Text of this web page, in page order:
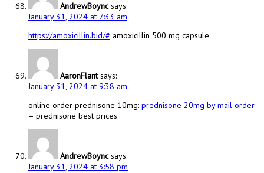
AndrewBoync says:
January 31, 2024 at 7:33 am
https://amoxicillin.bid/# amoxicillin 500 mg capsule
AaronFlant says:
January 31, 2024 at 9:38 am
online order prednisone 10mg: prednisone 20mg by mail order
– prednisone best prices
AndrewBoync says:
January 31, 2024 at 3:58 pm